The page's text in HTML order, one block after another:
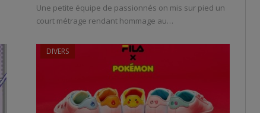
Une petite équipe de passionnés on mis sur pied un
court métrage rendant hommage au…
DIVERS